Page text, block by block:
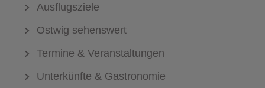
Ausflugsziele
Ostwig sehenswert
Termine & Veranstaltungen
Unterkünfte & Gastronomie